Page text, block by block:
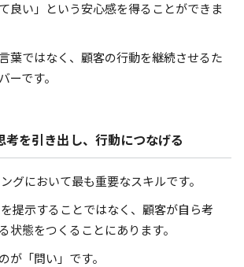
良い」という安心感を得ることができま
葉ではなく、顧客の行動を継続させるた
ーです。
考を引き出し、行動につなげる
グにおいて最も重要なスキルです。
提示することではなく、顧客が自ら考
状態をつくることにあります。
が「問い」です。